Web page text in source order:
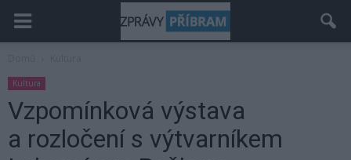
Kultura
Vzpomínková výstava
a rozločení s výtvarníkem